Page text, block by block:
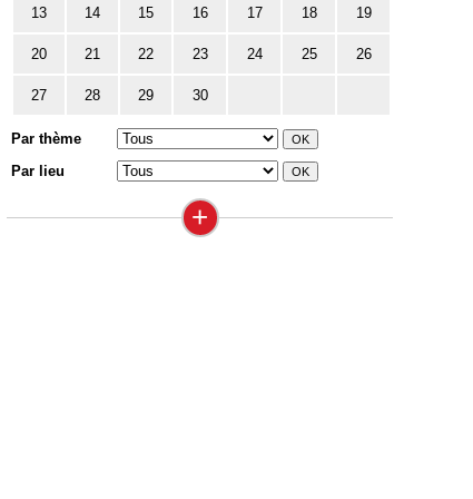
13 14 15 16 17 18 19
20 21 22 23 24 25 26
27 28 29 30
Par thème
Par lieu
+